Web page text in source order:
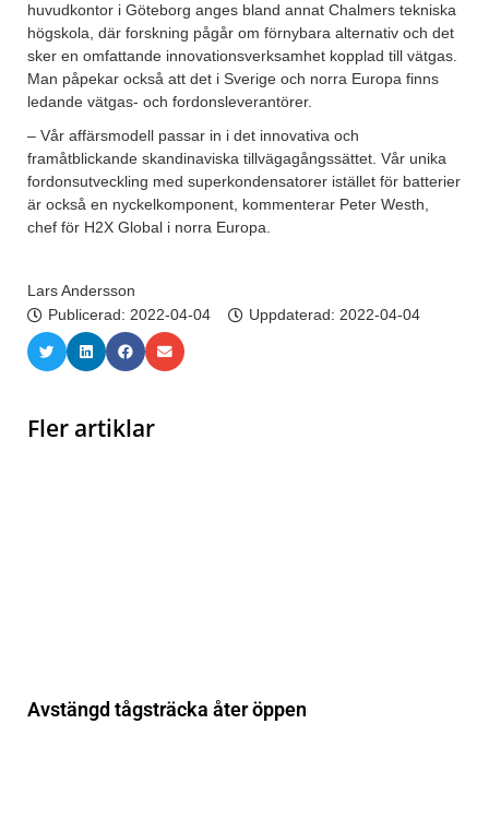
huvudkontor i Göteborg anges bland annat Chalmers tekniska
högskola, där forskning pågår om förnybara alternativ och det
sker en omfattande innovationsverksamhet kopplad till vätgas.
Man påpekar också att det i Sverige och norra Europa finns
ledande vätgas- och fordonsleverantörer.
– Vår affärsmodell passar in i det innovativa och
framåtblickande skandinaviska tillvägagångssättet. Vår unika
fordonsutveckling med superkondensatorer istället för batterier
är också en nyckelkomponent, kommenterar Peter Westh,
chef för H2X Global i norra Europa.
Lars Andersson
Publicerad: 2022-04-04 Uppdaterad: 2022-04-04
Fler artiklar
Avstängd tågsträcka åter öppen